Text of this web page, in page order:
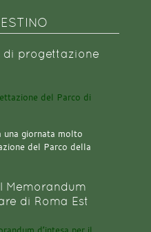
progettazione
una giornata molto
del Parco della
Memorandum
di Roma Est